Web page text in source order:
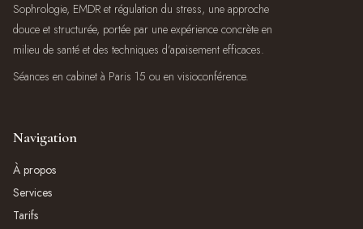
Sophrologie, EMDR et régulation du stress, une approche
douce et structurée, portée par une expérience concrète en
milieu de santé et des techniques d’apaisement efficaces.
Séances en cabinet à Paris 15 ou en visioconférence.
Navigation
À propos
Services
Tarifs